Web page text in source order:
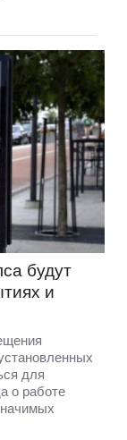
будут
и
для
о работе